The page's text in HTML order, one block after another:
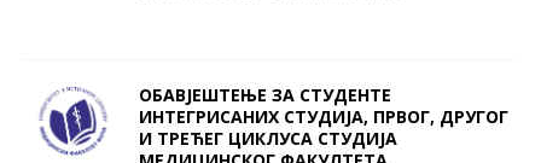
ОБАВЈЕШТЕЊЕ ЗА СТУДЕНТЕ
ИНТЕГРИСАНИХ СТУДИЈА, ПРВОГ, ДРУГОГ
И ТРЕЋЕГ ЦИКЛУСА СТУДИЈА